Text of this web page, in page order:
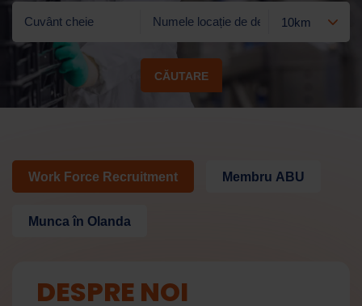
CĂUTARE
Work Force Recruitment Membru ABU
Munca în Olanda
DESPRE NOI